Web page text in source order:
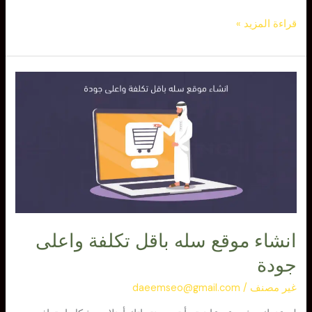
قراءة المزيد »
انشاء موقع سله باقل تكلفة واعلى
جودة
غير مصنف /
daeemseo@gmail.com